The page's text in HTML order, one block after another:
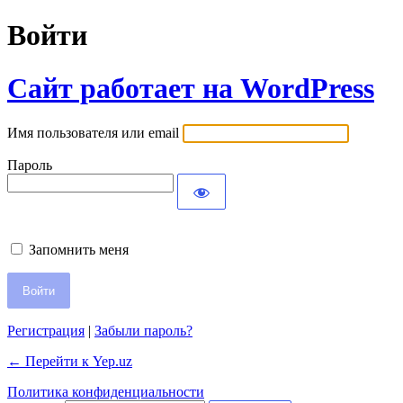
Войти
Сайт работает на WordPress
Имя пользователя или email
Пароль
Запомнить меня
Регистрация | Забыли пароль?
← Перейти к Yep.uz
Политика конфиденциальности